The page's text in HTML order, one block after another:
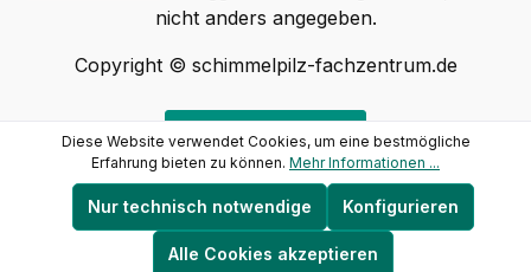
nicht anders angegeben.
Copyright © schimmelpilz-fachzentrum.de
Diese Website verwendet Cookies, um eine bestmögliche
Erfahrung bieten zu können. Mehr Informationen ...
Nur technisch notwendige Konfigurieren
Alle Cookies akzeptieren
Vertrag widerrufen